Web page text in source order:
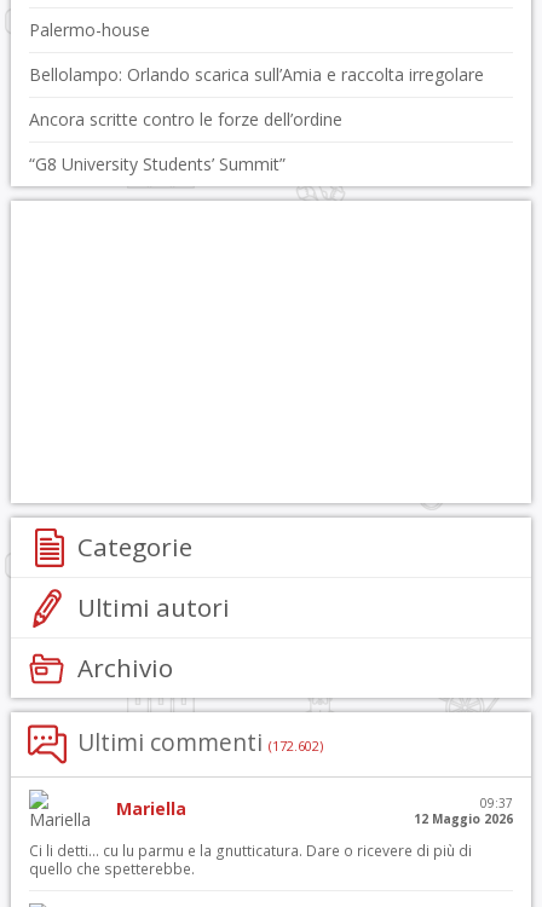
Palermo-house
Bellolampo: Orlando scarica sull’Amia e raccolta irregolare
Ancora scritte contro le forze dell’ordine
“G8 University Students’ Summit”
Categorie
Ultimi autori
Archivio
Ultimi commenti (172.602)
Mariella
09:37
12 Maggio 2026
Ci li detti… cu lu parmu e la gnutticatura. Dare o ricevere di più di
quello che spetterebbe.